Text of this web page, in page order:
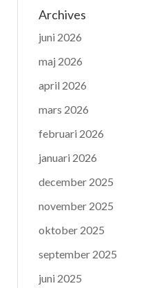
Archives
juni 2026
maj 2026
april 2026
mars 2026
februari 2026
januari 2026
december 2025
november 2025
oktober 2025
september 2025
juni 2025